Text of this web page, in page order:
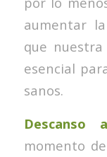
aumentar
que
esencial
sanos.
Descanso
momento